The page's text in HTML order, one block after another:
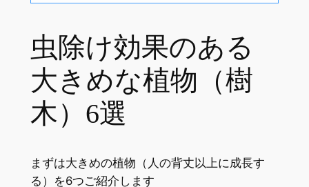
虫除け効果のある
大きめな植物（樹
木）6選
まずは大きめの植物（人の背丈以上に成長す
る）を6つご紹介します